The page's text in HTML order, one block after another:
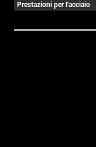
Prestazioni per l'acciaio